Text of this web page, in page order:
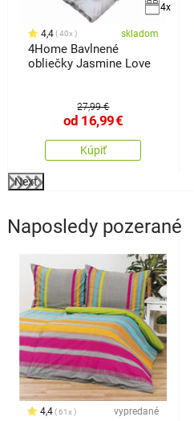
4x
4,4 40x skladom
4Home Bavlnené
obliečky Jasmine Love
27,99 €
od 16,99€
Kúpiť
Next
Naposledy pozerané
4,4 61x vypredané